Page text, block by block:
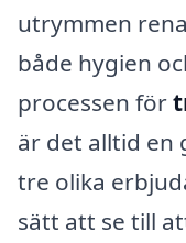
utrymmen
både hygien
processen för
är det alltid en
tre olika
sätt att se till